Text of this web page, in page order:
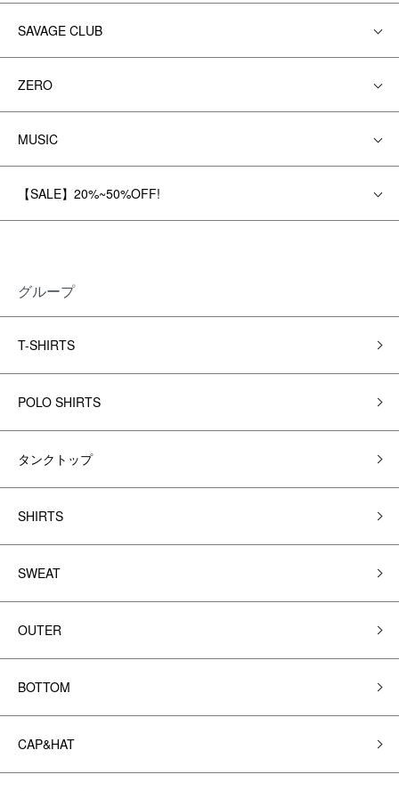
SAVAGE CLUB
ZERO
MUSIC
【SALE】20%~50%OFF!
グループ
T-SHIRTS
POLO SHIRTS
タンクトップ
SHIRTS
SWEAT
OUTER
BOTTOM
CAP&HAT